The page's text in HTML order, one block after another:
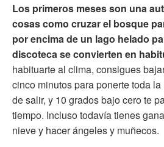
Los primeros meses son una
cosas como cruzar el bosque
por encima de un lago helado
discoteca se convierten en
habituarte al clima, consigues
cinco minutos para ponerte toda
de salir, y 10 grados bajo cero te
tiempo. Incluso todavía tienes
nieve y hacer ángeles y muñecos.